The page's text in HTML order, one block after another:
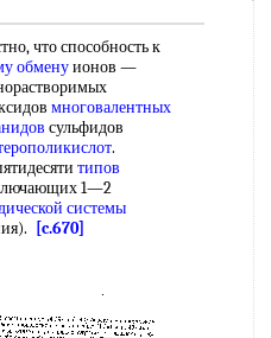
что способность к
обменуионов —
многовалентных
сульфидов
.
типов
1—2
системы
[c.670]